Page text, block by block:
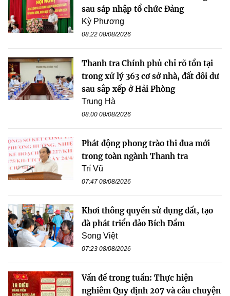
sau sáp nhập tổ chức Đảng
Kỳ Phương
08:22 08/08/2026
Thanh tra Chính phủ chỉ rõ tồn tại
trong xử lý 363 cơ sở nhà, đất dôi dư
sau sắp xếp ở Hải Phòng
Trung Hà
08:00 08/08/2026
Phát động phong trào thi đua mới
trong toàn ngành Thanh tra
Trí Vũ
07:47 08/08/2026
Khơi thông quyền sử dụng đất, tạo
đà phát triển đảo Bích Đầm
Song Việt
07:23 08/08/2026
Vấn đề trong tuần: Thực hiện
nghiêm Quy định 207 và câu chuyện